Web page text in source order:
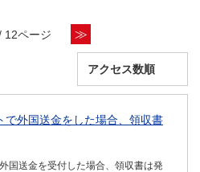
12ページ ≫
で外国送金をした場合、領収書
国送金を受付した場合、領収書は発